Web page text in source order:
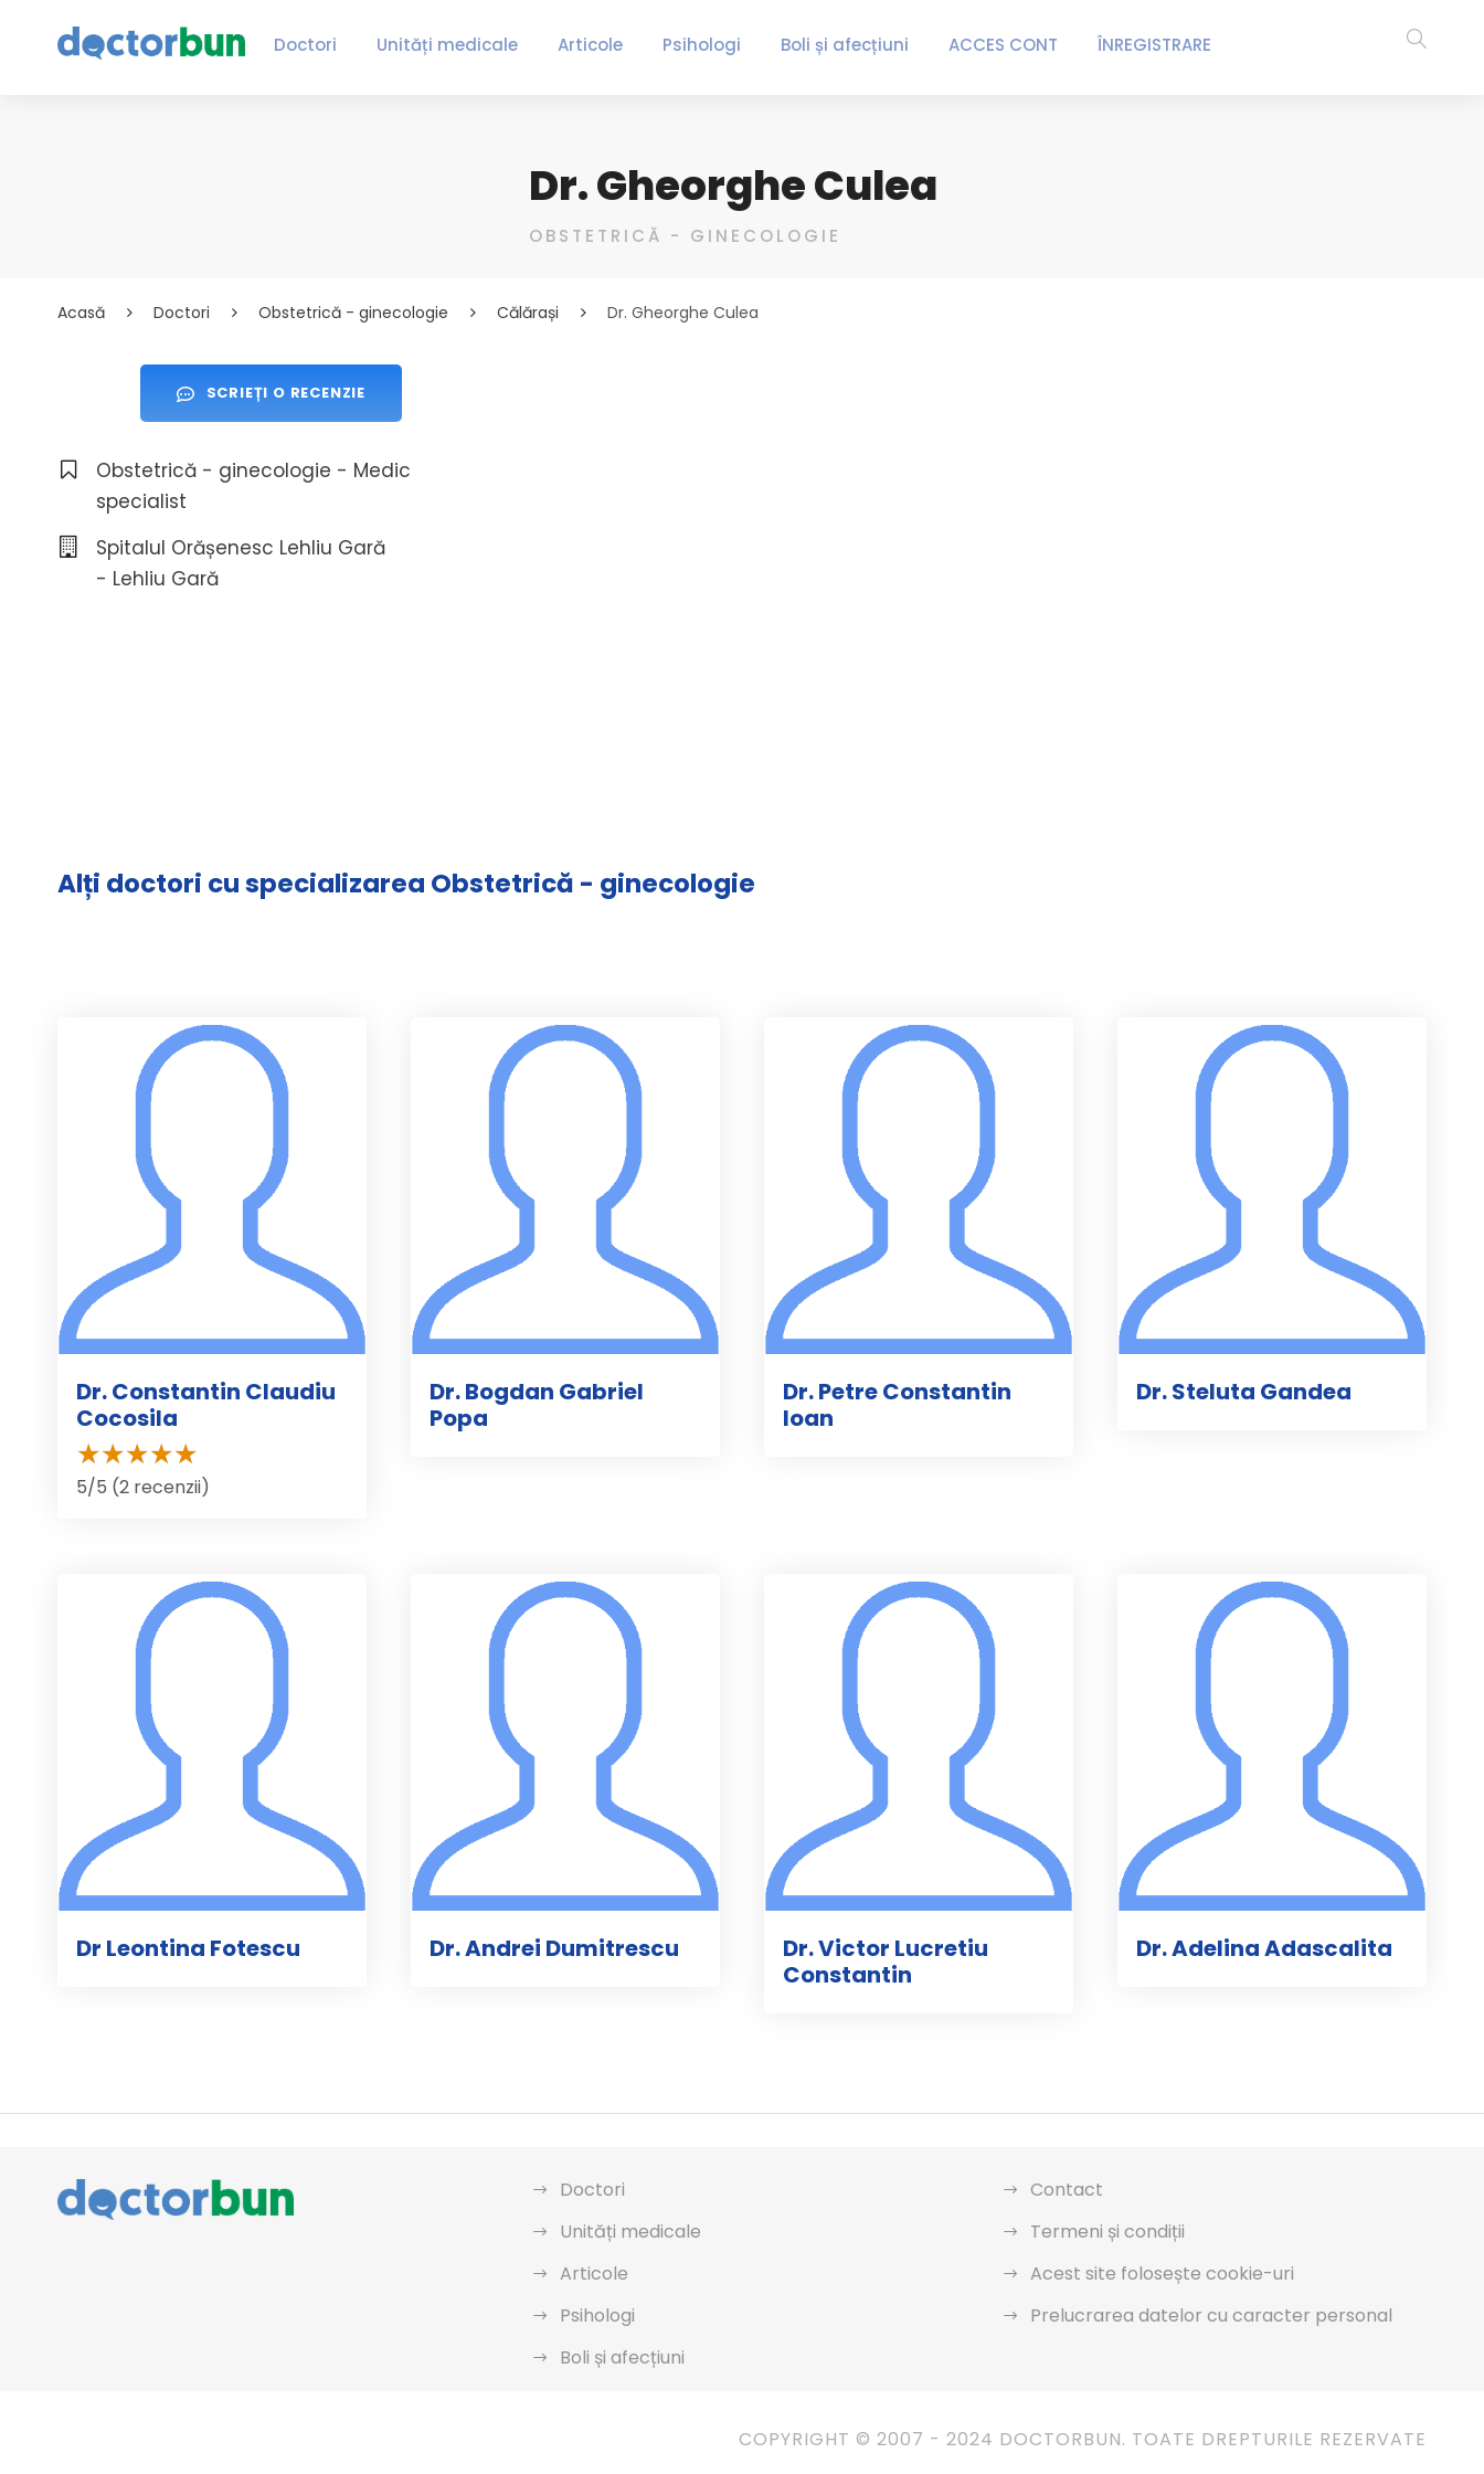
Doctori Unități medicale Articole Psihologi Boli și afecțiuni ACCES CONT ÎNREGISTRARE
Dr. Gheorghe Culea
OBSTETRICĂ - GINECOLOGIE
Acasă Doctori Obstetrică - ginecologie Călărași Dr. Gheorghe Culea
SCRIEȚI O RECENZIE
Obstetrică - ginecologie - Medic
specialist
Spitalul Orășenesc Lehliu Gară
- Lehliu Gară
Alți doctori cu specializarea Obstetrică - ginecologie
Dr. Constantin Claudiu
Cocosila
5/5 (2 recenzii)
Dr. Bogdan Gabriel
Popa
Dr. Petre Constantin
Ioan
Dr. Steluta Gandea
Dr Leontina Fotescu Dr. Andrei Dumitrescu
Dr. Victor Lucretiu
Constantin
Dr. Adelina Adascalita
Doctori
Unități medicale
Articole
Psihologi
Boli și afecțiuni
Contact
Termeni și condiții
Acest site folosește cookie-uri
Prelucrarea datelor cu caracter personal
COPYRIGHT © 2007 - 2024 DOCTORBUN. TOATE DREPTURILE REZERVATE